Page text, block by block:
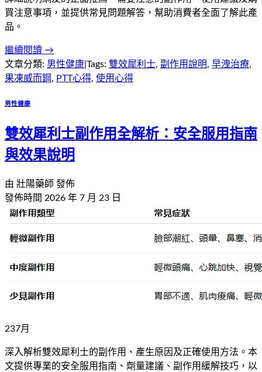
買注意事項，並提供常見問題解答，幫助消費者全面了解此產
品。
繼續閱讀 →
文章分類: 男性健康 Tags: 雙效犀利士, 副作用說明, 早洩治療,
果凍威而鋼, PTT心得, 使用心得
男性健康
雙效犀利士副作用全解析：安全服用指南
與效果說明
由 壯陽藥師 發佈
發佈時間 2026 年 7 月 23 日
237月
深入解析雙效犀利士的副作用、產生原因及正確使用方法。本
文提供專業的安全服用指南、劑量建議、副作用緩解技巧，以